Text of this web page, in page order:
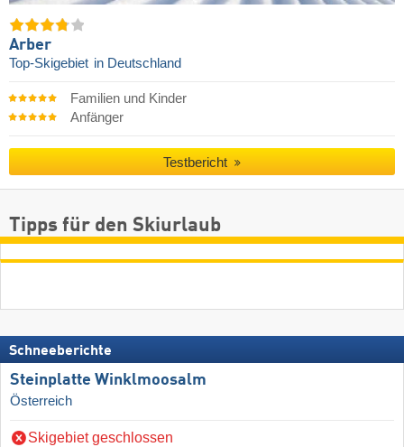
Arber
Top-Skigebiet in Deutschland
Familien und Kinder
Anfänger
Testbericht
Tipps für den Skiurlaub
Schneeberichte
Steinplatte Winklmoosalm
Österreich
Skigebiet geschlossen